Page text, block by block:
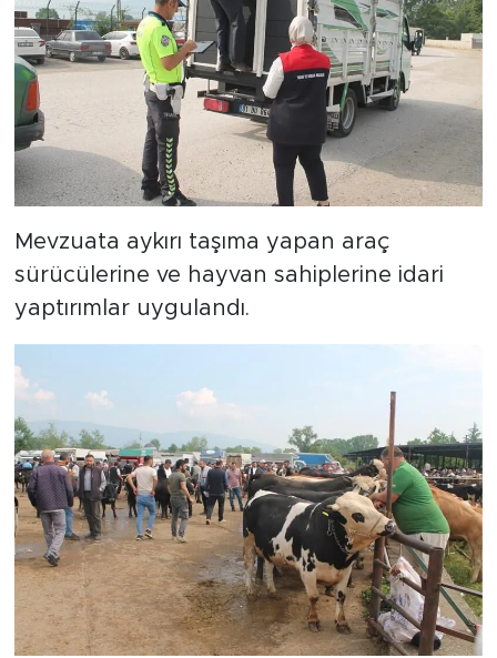
Mevzuata aykırı taşıma yapan araç
sürücülerine ve hayvan sahiplerine idari
yaptırımlar uygulandı.